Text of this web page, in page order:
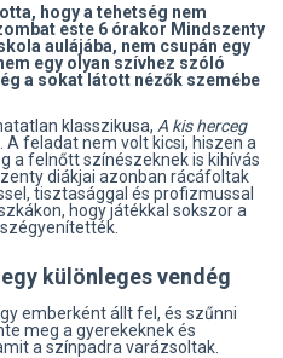
hogy a tehetség nem
este 6 órakor Mindszenty
aulájába, nem csupán egy
egy olyan szívhez szóló
a sokat látott nézők szemébe
klasszikusa, A kis herceg
feladat nem volt kicsi, hiszen a
a felnőtt színészeknek is kihívás
diákjai azonban rácáfoltak
tisztasággal és profizmussal
hogy játékkal sokszor a
különleges vendég
emberként állt fel, és szűnni
meg a gyerekeknek és
a színpadra varázsoltak.